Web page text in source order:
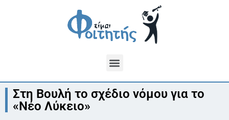
Στη Βουλή το σχέδιο νόμου για το
«Νέο Λύκειο»